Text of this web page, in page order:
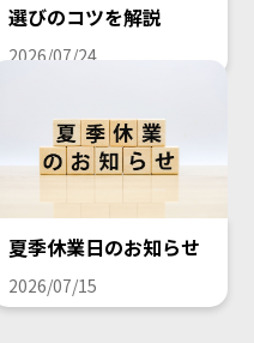
選びのコツを解説
2026/07/24
夏季休業日のお知らせ
2026/07/15